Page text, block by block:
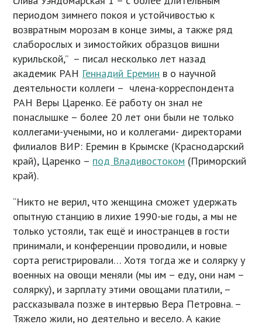
периодом зимнего покоя и устойчивостью к
возвратным морозам в конце зимы, а также ряд
слаборослых и зимостойких образцов вишни
курильской,” – писал несколько лет назад
академик РАН Геннадий Еремин в о научной
деятельности коллеги – члена-корреспондента
РАН Веры Царенко. Её работу он знал не
понаслышке – более 20 лет они были не только
коллегами-учеными, но и коллегами- директорами
филиалов ВИР: Еремин в Крымске (Краснодарский
край), Царенко – под Владивостоком (Приморский
край).
“Никто не верил, что женщина сможет удержать
опытную станцию в лихие 1990-ые годы, а мы не
только устояли, так ещё и иностранцев в гости
принимали, и конференции проводили, и новые
сорта регистрировали… Хотя тогда же и солярку у
военных на овощи меняли (мы им – еду, они нам –
солярку), и зарплату этими овощами платили, –
рассказывала позже в интервью Вера Петровна. –
Тяжело жили, но деятельно и весело. А какие